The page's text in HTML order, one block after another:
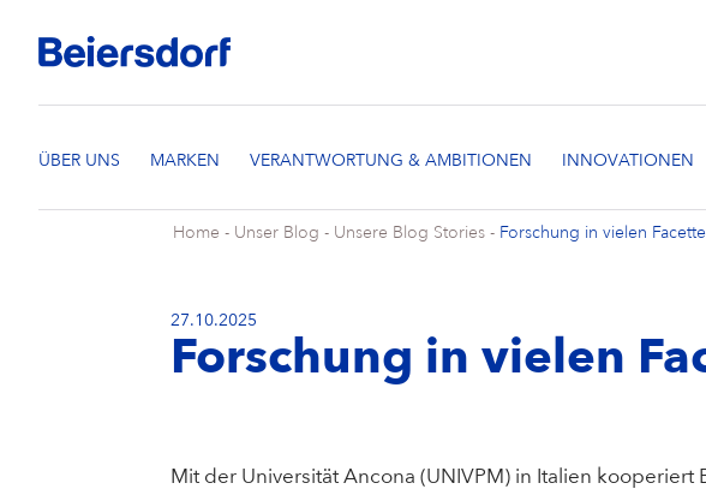
Home - Unser Blog - Unsere Blog Stories - Forschung in vielen
27.10.2025
Forschung in vielen
Mit der Universität Ancona (UNIVPM) in Italien kooperiert